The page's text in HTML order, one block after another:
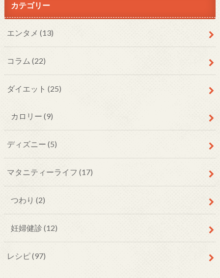
カテゴリー
エンタメ (13)
コラム (22)
ダイエット (25)
カロリー (9)
ディズニー (5)
マタニティーライフ (17)
つわり (2)
妊婦健診 (12)
レシピ(97)